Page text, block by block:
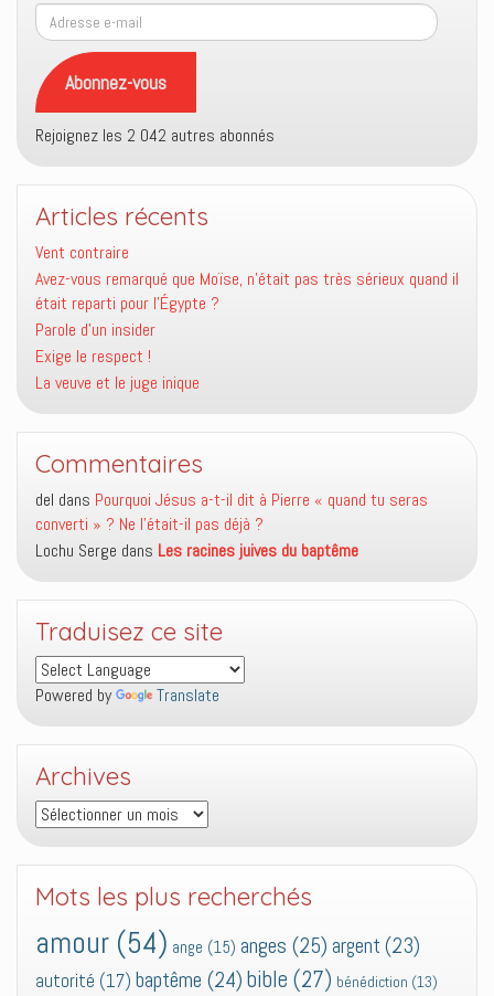
Adresse
e-
mail
Abonnez-vous
Rejoignez les 2 042 autres abonnés
Articles récents
Vent contraire
Avez-vous remarqué que Moïse, n’était pas très sérieux quand il
était reparti pour l’Égypte ?
Parole d’un insider
Exige le respect !
La veuve et le juge inique
Commentaires
del dans Pourquoi Jésus a-t-il dit à Pierre « quand tu seras
converti » ? Ne l’était-il pas déjà ?
Lochu Serge dans Les racines juives du baptême
Traduisez ce site
Powered by Translate
Archives
Archives
Mots les plus recherchés
amour (54) ange (15) anges (25) argent (23)
autorité (17) baptême (24) bible (27) bénédiction (13)